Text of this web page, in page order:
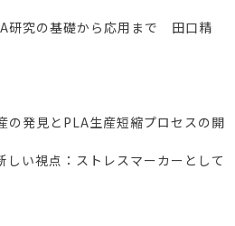
研究の基礎から応用まで 田口精
発見とPLA生産短縮プロセスの開
い視点：ストレスマーカーとして